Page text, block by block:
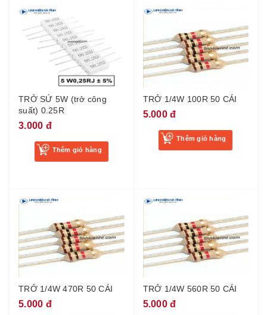
TRỞ SỨ 5W (trở công
suất) 0.25R
3.000 đ
Thêm giỏ hàng
TRỞ 1/4W 100R 50 CÁI
5.000 đ
Thêm giỏ hàng
TRỞ 1/4W 470R 50 CÁI
5.000 đ
TRỞ 1/4W 560R 50 CÁI
5.000 đ